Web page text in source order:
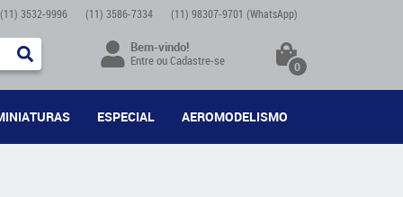
(11) 3532-9996 (11) 3586-7334 (11) 98307-9701 (WhatsApp)
Bem-vindo!
EntreouCadastre-se 0
ESPECIAL AEROMODELISMO